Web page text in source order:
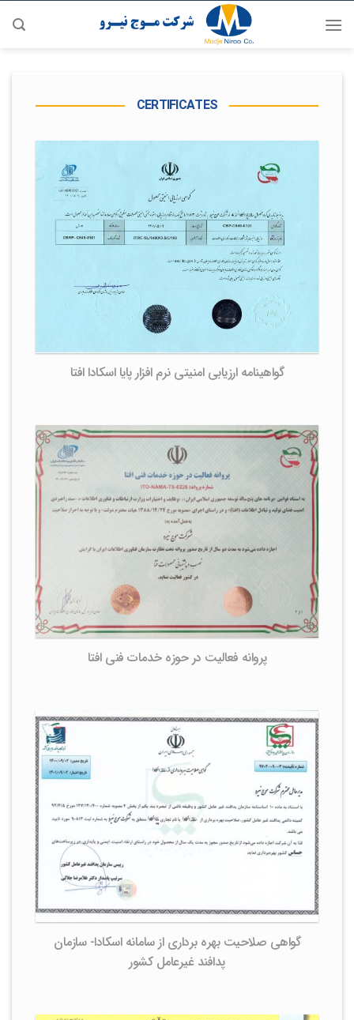
CERTIFICATES
گواهینامه ارزیابی امنیتی نرم افزار پایا اسکادا افتا
پروانه فعالیت در حوزه خدمات فنی افتا
گواهی صلاحیت بهره برداری از سامانه اسکادا- سازمان
پدافند غیرعامل کشور